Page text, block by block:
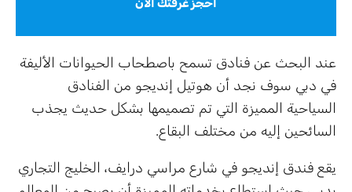
احجز غرفتك الآن
عند البحث عن فنادق تسمح باصطحاب الحيوانات الأليفة
في دبي سوف نجد أن هوتيل إنديجو من الفنادق
السياحية المميزة التي تم تصميمها بشكل حديث يجذب
السائحين إليه من مختلف البقاع.
يقع فندق إنديجو في شارع مراسي درايف، الخليج التجاري